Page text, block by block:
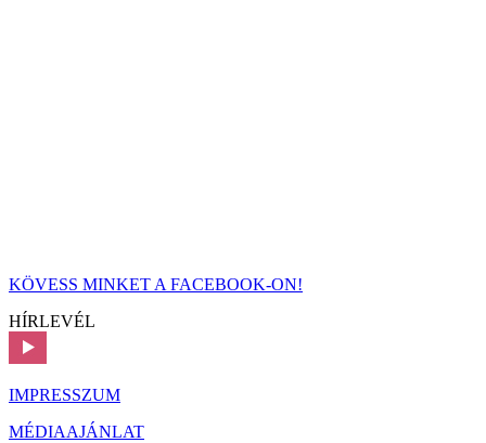
KÖVESS MINKET A FACEBOOK-ON!
HÍRLEVÉL
IMPRESSZUM
MÉDIAAJÁNLAT